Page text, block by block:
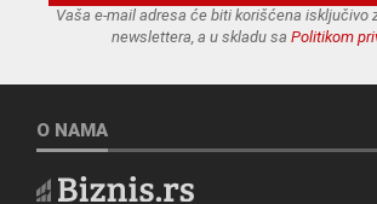
Vaša e-mail adresa će biti korišćena isključivo
newslettera, a u skladu sa Politikom
O NAMA